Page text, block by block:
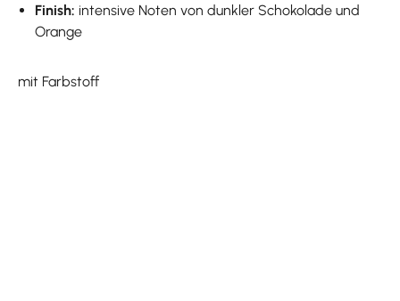
Finish: intensive Noten von dunkler Schokolade und
Orange
mit Farbstoff